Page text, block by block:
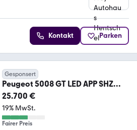
Kontakt Parken
Gesponsert
Peugeot 5008 GT LED APP SHZ
Kamera Digital Navi 7-Sitzer
25.700 €
19% MwSt.
Fairer Preis